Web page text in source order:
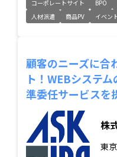
コーポレートサイト BPO
人材派遣
商品PV イベン
顧客のニーズに合
ト！WEBシステ
準委任サービスを
株
東